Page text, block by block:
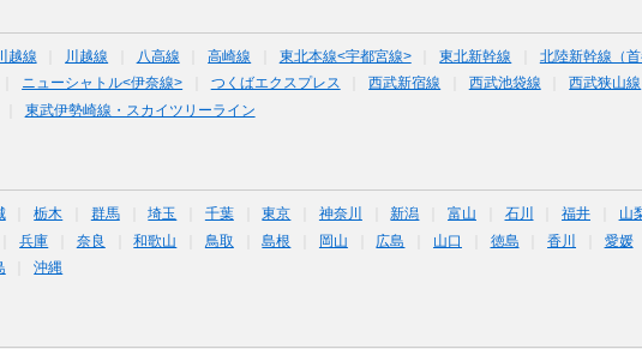
越線 川越線 八高線 高崎線 東北本線<宇都宮線> 東北新幹線
北陸新幹線（首
ニューシャトル<伊奈線> つくばエクスプレス 西武新宿線 西武池袋線
西武狭山線
東武伊勢崎線・スカイツリーライン
栃木 群馬 埼玉 千葉 東京 神奈川 新潟 富山 石川 福井
山
兵庫 奈良 和歌山 鳥取 島根 岡山 広島 山口 徳島 香川
愛媛
沖縄